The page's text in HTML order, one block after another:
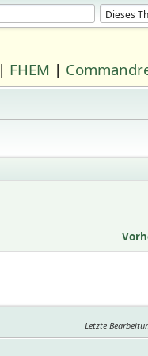
| FHEM |
Letzte